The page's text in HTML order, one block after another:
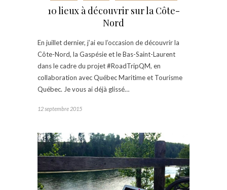
10 lieux à découvrir sur la Côte-
Nord
En juillet dernier, j’ai eu l’occasion de découvrir la
Côte-Nord, la Gaspésie et le Bas-Saint-Laurent
dans le cadre du projet #RoadTripQM, en
collaboration avec Québec Maritime et Tourisme
Québec. Je vous ai déjà glissé…
12 septembre 2015